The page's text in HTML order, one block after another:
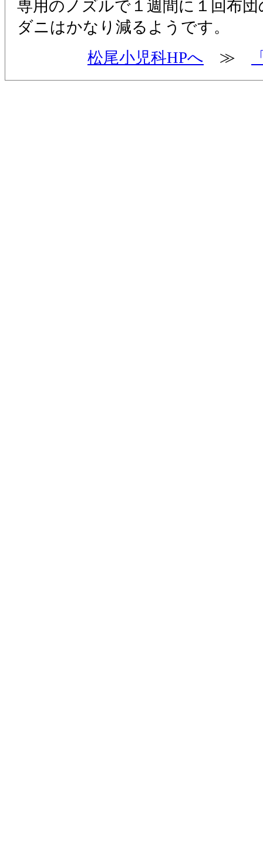
専用のノズルで１週間に１回布
ダニはかなり減るようです。
松尾小児科HPへ ≫